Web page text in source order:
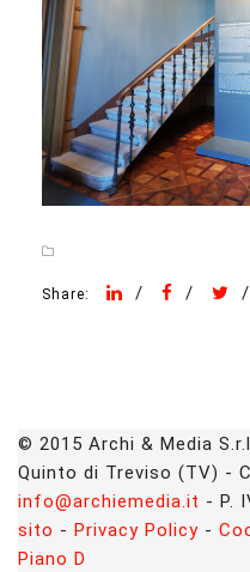
Share: / / /
© 2015 Archi & Media
Quinto di Treviso (TV) -
info@archiemedia.it - P.
sito - Privacy Policy -
Piano D